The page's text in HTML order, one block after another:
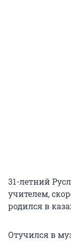
31-летний
учителем,
родился в
Отучился в